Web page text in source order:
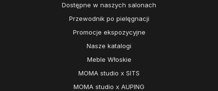
Dostępne w naszych salonach
Przewodnik po pielęgnacji
Promocje ekspozycyjne
Nasze katalogi
Meble Włoskie
MOMA studio x SITS
MOMA studio x AUPING